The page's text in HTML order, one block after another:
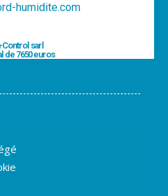
humidite.com
Control sarl
de 7650 euros